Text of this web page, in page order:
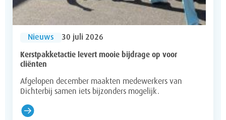
Nieuws 30 juli 2026
Kerstpakketactie levert mooie bijdrage op voor
cliënten
Afgelopen december maakten medewerkers van
Dichterbij samen iets bijzonders mogelijk.